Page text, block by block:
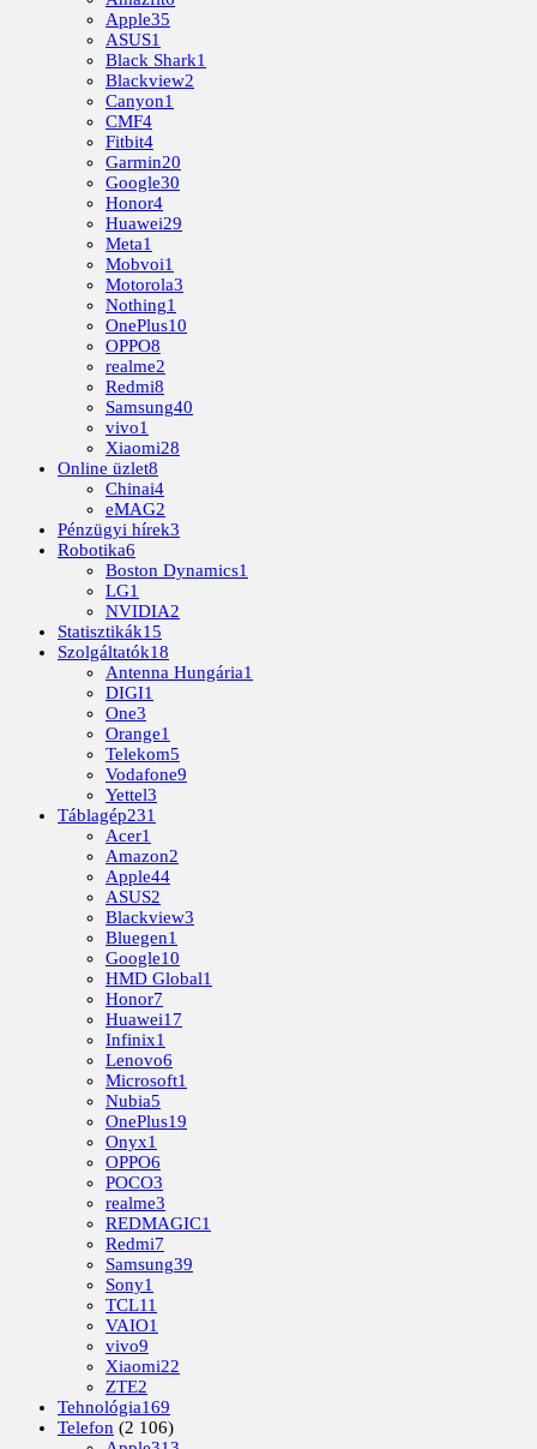
Apple35
ASUS1
Black Shark1
Blackview2
Canyon1
CMF4
Fitbit4
Garmin20
Google30
Honor4
Huawei29
Meta1
Mobvoi1
Motorola3
Nothing1
OnePlus10
OPPO8
realme2
Redmi8
Samsung40
vivo1
Xiaomi28
Online üzlet8
Chinai4
eMAG2
Pénzügyi hírek3
Robotika6
Boston Dynamics1
LG1
NVIDIA2
Statisztikák15
Szolgáltatók18
Antenna Hungária1
DIGI1
One3
Orange1
Telekom5
Vodafone9
Yettel3
Táblagép231
Acer1
Amazon2
Apple44
ASUS2
Blackview3
Bluegen1
Google10
HMD Global1
Honor7
Huawei17
Infinix1
Lenovo6
Microsoft1
Nubia5
OnePlus19
Onyx1
OPPO6
POCO3
realme3
REDMAGIC1
Redmi7
Samsung39
Sony1
TCL11
VAIO1
vivo9
Xiaomi22
ZTE2
Tehnológia169
Telefon (2 106)